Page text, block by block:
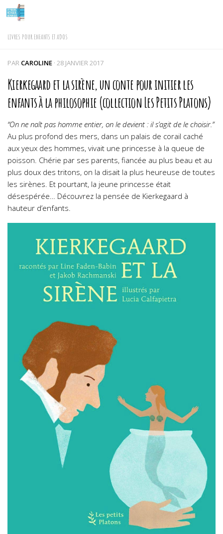
Skip to content
LIVRES POUR ENFANTS ET ADOS
PAR CAROLINE · 28 JANVIER 2017
Kierkegaard et la sirène, un conte pour initier les
enfants à la philosophie (collection Les Petits Platons)
“On ne naît pas homme entier, on le devient : il s’agit de le choisir.”
Au plus profond des mers, dans un palais de corail caché
aux yeux des hommes, vivait une princesse à la queue de
poisson. Chérie par ses parents, fiancée au plus beau et au
plus doux des tritons, on la disait la plus heureuse de toutes
les sirènes. Et pourtant, la jeune princesse était
désespérée… Découvrez la pensée de Kierkegaard à
hauteur d’enfants.